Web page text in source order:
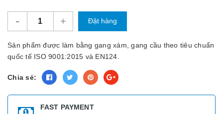
- + Đặt hàng
Sản phẩm được làm bằng gang xám, gang cầu theo tiêu chuẩn
quốc tế ISO 9001:2015 và EN124.
Chia sẻ:
FAST PAYMENT